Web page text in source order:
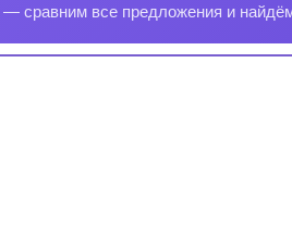
— сравним все предложения и